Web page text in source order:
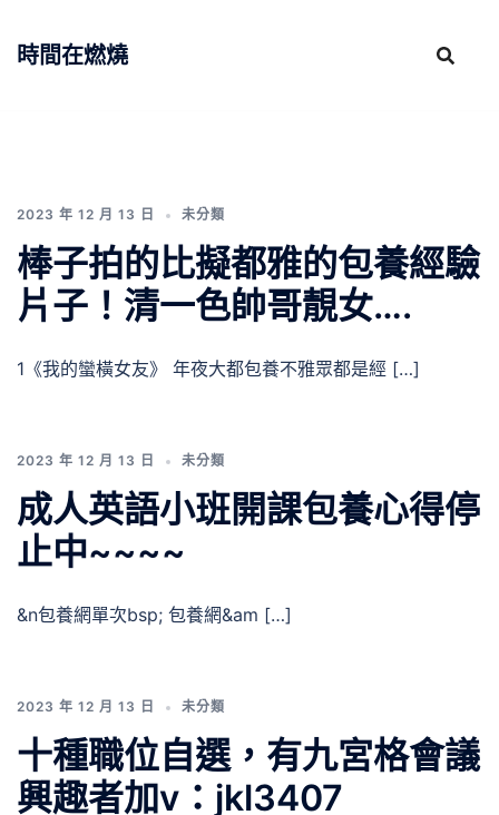
時間在燃燒
2023 年 12 月 13 日 未分類
棒子拍的比擬都雅的包養經驗
片子！清一色帥哥靚女….
1《我的蠻橫女友》 年夜大都包養不雅眾都是經 […]
2023 年 12 月 13 日 未分類
成人英語小班開課包養心得停
止中~~~~
&n包養網單次bsp; 包養網&am […]
2023 年 12 月 13 日 未分類
十種職位自選，有九宮格會議
興趣者加v：jkl3407